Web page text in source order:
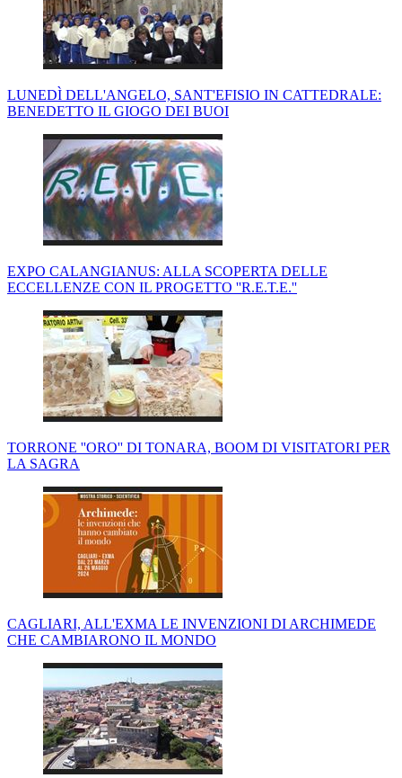
LUNEDÌ DELL'ANGELO, SANT'EFISIO IN CATTEDRALE:
BENEDETTO IL GIOGO DEI BUOI
EXPO CALANGIANUS: ALLA SCOPERTA DELLE
ECCELLENZE CON IL PROGETTO ''R.E.T.E.''
TORRONE ''ORO'' DI TONARA, BOOM DI VISITATORI PER
LA SAGRA
CAGLIARI, ALL'EXMA LE INVENZIONI DI ARCHIMEDE
CHE CAMBIARONO IL MONDO